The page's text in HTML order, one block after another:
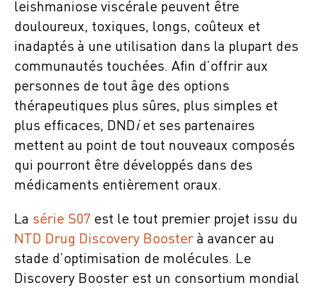
leishmaniose viscérale peuvent être
douloureux, toxiques, longs, coûteux et
inadaptés à une utilisation dans la plupart des
communautés touchées. Afin d’offrir aux
personnes de tout âge des options
thérapeutiques plus sûres, plus simples et
plus efficaces, DNDiet ses partenaires
mettent au point de tout nouveaux composés
qui pourront être développés dans des
médicaments entièrement oraux.
La série S07 est le tout premier projet issu du
NTD Drug Discovery Booster à avancer au
stade d’optimisation de molécules. Le
Discovery Booster est un consortium mondial